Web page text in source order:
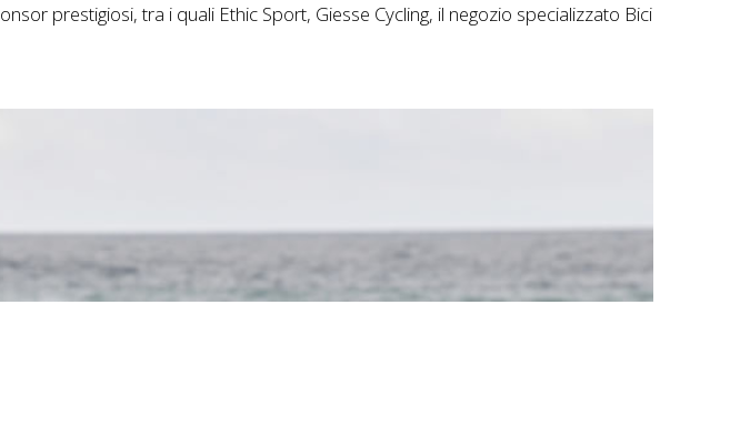
prestigiosi, tra i quali Ethic Sport, Giesse Cycling, il negozio specializzato Bici